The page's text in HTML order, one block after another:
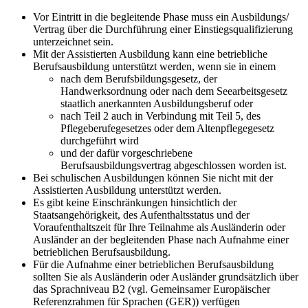
Vor Eintritt in die begleitende Phase muss ein Ausbildungs/
Vertrag über die Durchführung einer Einstiegsqualifizierung
unterzeichnet sein.
Mit der Assistierten Ausbildung kann eine betriebliche
Berufsausbildung unterstützt werden, wenn sie in einem
nach dem Berufsbildungsgesetz, der
Handwerksordnung oder nach dem Seearbeitsgesetz
staatlich anerkannten Ausbildungsberuf oder
nach Teil 2 auch in Verbindung mit Teil 5, des
Pflegeberufegesetzes oder dem Altenpflegegesetz
durchgeführt wird
und der dafür vorgeschriebene
Berufsausbildungsvertrag abgeschlossen worden ist.
Bei schulischen Ausbildungen können Sie nicht mit der
Assistierten Ausbildung unterstützt werden.
Es gibt keine Einschränkungen hinsichtlich der
Staatsangehörigkeit, des Aufenthaltsstatus und der
Voraufenthaltszeit für Ihre Teilnahme als Ausländerin oder
Ausländer an der begleitenden Phase nach Aufnahme einer
betrieblichen Berufsausbildung.
Für die Aufnahme einer betrieblichen Berufsausbildung
sollten Sie als Ausländerin oder Ausländer grundsätzlich über
das Sprachniveau B2 (vgl. Gemeinsamer Europäischer
Referenzrahmen für Sprachen (GER)) verfügen